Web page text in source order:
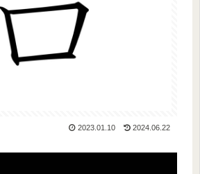
2023.01.10 2024.06.22